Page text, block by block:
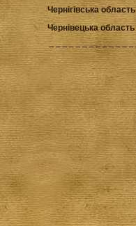
Чернігівська область
Чернівецька область